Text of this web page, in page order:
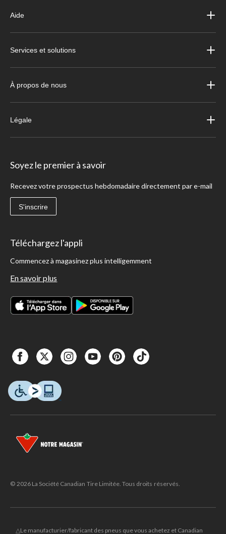
Aide
Services et solutions
À propos de nous
Légale
Soyez le premier à savoir
Recevez votre prospectus hebdomadaire directement par e-mail
S'inscrire
Téléchargez l'appli
Commencez à magasinez plus intelligemment
En savoir plus
© 2026 La Société Canadian Tire Limitée. Tous droits réservés.
△Le manufacturier/fabricant des pneus que vous achetez et Canadian